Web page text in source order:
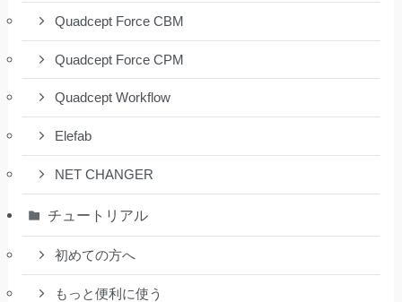
Quadcept Force CBM
Quadcept Force CPM
Quadcept Workflow
Elefab
NET CHANGER
チュートリアル
初めての方へ
もっと便利に使う